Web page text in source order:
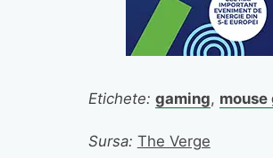
Etichete: gaming, mouse
Sursa: The Verge